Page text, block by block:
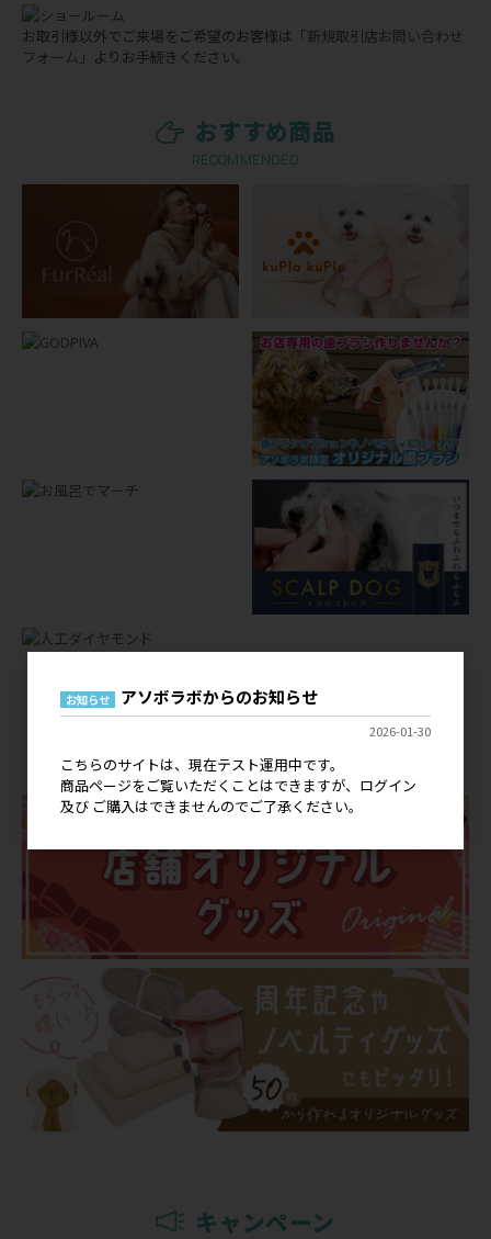
お取引様以外でご来場をご希望のお客様は 「新規取引店お問い合わせ
フォーム」 よりお手続きください。
おすすめ商品
RECOMMENDED
店舗オリジナルグッズ
キャンペーン
お知らせ アソボラボからのお知らせ
2026-01-30
こちらのサイトは、現在テスト運用中です。
商品ページをご覧いただくことはできますが、ログイン
及び ご購入はできませんのでご了承ください。